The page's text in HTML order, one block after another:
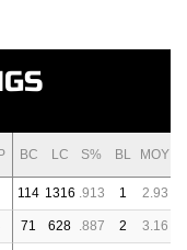
BC LC S% BL MOY
114 1316 .913 1 2.93
71 628 .887 2 3.16